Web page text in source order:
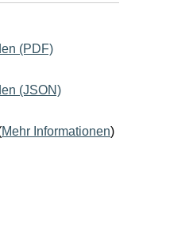
(PDF)
(JSON)
Mehr Informationen)